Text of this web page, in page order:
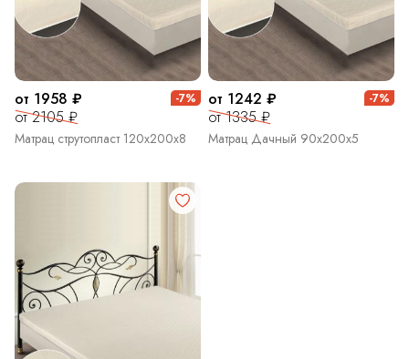
от 1958 ₽
от 2105 ₽
-7%
Матрац струтопласт 120х200х8
от 1242 ₽
от 1335 ₽
-7%
Матрац Дачный 90х200х5